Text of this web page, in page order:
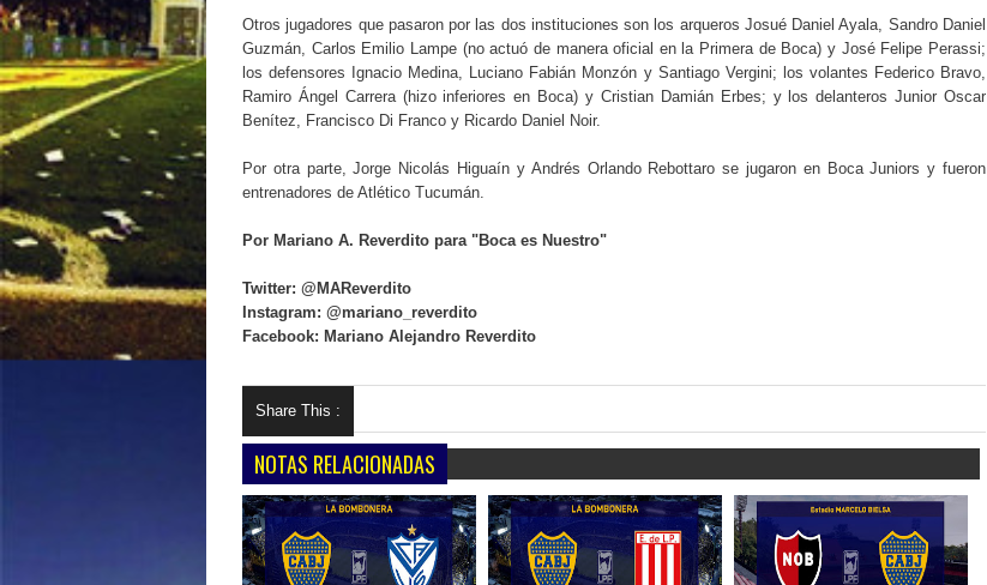
Otros jugadores que pasaron por las dos instituciones son los arqueros Josué Daniel Ayala, Sandro Daniel
Guzmán, Carlos Emilio Lampe (no actuó de manera oficial en la Primera de Boca) y José Felipe Perassi;
los defensores Ignacio Medina, Luciano Fabián Monzón y Santiago Vergini; los volantes Federico Bravo,
Ramiro Ángel Carrera (hizo inferiores en Boca) y Cristian Damián Erbes; y los delanteros Junior Oscar
Benítez, Francisco Di Franco y Ricardo Daniel Noir.
Por otra parte, Jorge Nicolás Higuaín y Andrés Orlando Rebottaro se jugaron en Boca Juniors y fueron
entrenadores de Atlético Tucumán.
Por Mariano A. Reverdito para "Boca es Nuestro"
Twitter: @MAReverdito
Instagram: @mariano_reverdito
Facebook: Mariano Alejandro Reverdito
Share This :
NOTAS RELACIONADAS